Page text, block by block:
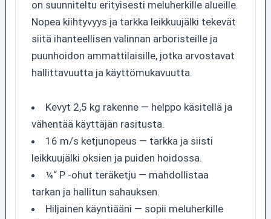
on suunniteltu erityisesti meluherkille alueille.
Nopea kiihtyvyys ja tarkka leikkuujälki tekevät
siitä ihanteellisen valinnan arboristeille ja
puunhoidon ammattilaisille, jotka arvostavat
hallittavuutta ja käyttömukavuutta.
Kevyt 2,5 kg rakenne — helppo käsitellä ja
vähentää käyttäjän rasitusta.
16 m/s ketjunopeus — tarkka ja siisti
leikkuujälki oksien ja puiden hoidossa.
¼“ P -ohut teräketju — mahdollistaa
tarkan ja hallitun sahauksen.
Hiljainen käyntiääni — sopii meluherkille